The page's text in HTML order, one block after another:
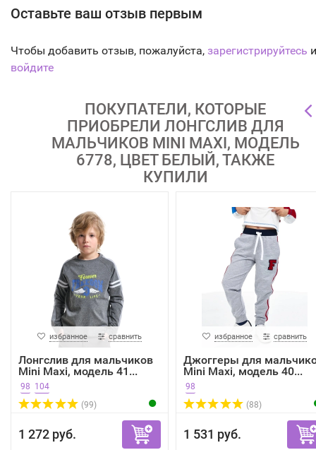
Оставьте ваш отзыв первым
Чтобы добавить отзыв, пожалуйста, зарегистрируйтесь
войдите
ПОКУПАТЕЛИ, КОТОРЫЕ
ПРИОБРЕЛИ ЛОНГСЛИВ ДЛЯ
МАЛЬЧИКОВ MINI MAXI, МОДЕЛЬ
6778, ЦВЕТ БЕЛЫЙ, ТАКЖЕ
КУПИЛИ
избранное сравнить
Лонгслив для мальчиков
Mini Maxi, модель 41...
98 104
(99)
1 272 руб.
избранное сравнить
Джоггеры для
Mini Maxi, модель 40...
98
(88)
1 531 руб.